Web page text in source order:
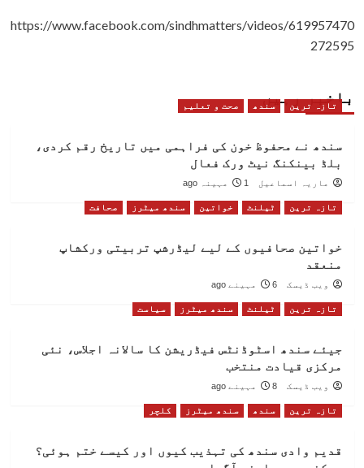
https://www.facebook.com/sindhmatters/videos/619957470
272595
باخبر رہیں
تازہ ترین سندھ صحت و تعلیم
سندھ نے محفوظ خون کی فراہمی میں تاریخ رقم کردی،
بلڈ بینکنگ نیٹ ورک فعال
ماریہ اسماعیل 1 مہینہ ago
تازہ ترین ٹیلنٹ خواتین سندھ میٹرز صحافت
خواتین صحافیوں کے لیے لیڈرشپ تربیتی ورکشاپ
منعقد
ویب ڈیسک 6 مہینے ago
تازہ ترین ٹیلنٹ سندھ میٹرز سیاست
جیئے سندھ اسٹوڈنٹس فیڈریشن کا سالانہ اجلاس، نئی
مرکزی قیادت منتخب
ویب ڈیسک 8 مہینے ago
تازہ ترین سندھ سندھ میٹرز کلچر
قدیم وادی سندھ کی تہذیب کیوں اور کیسے ختم ہوئی؟